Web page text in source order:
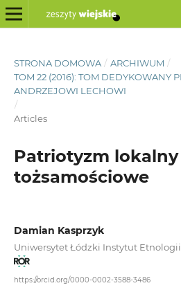
STRONA DOMOWA / ARCHIWUM /
TOM 22 (2016): TOM DEDYKOWANY
ANDRZEJOWI LECHOWI
/
Articles
Patriotyzm
tożsamościowe
Damian Kasprzyk
Uniwersytet Łódzki Instytut
https://orcid.org/0000-0002-3588-3486